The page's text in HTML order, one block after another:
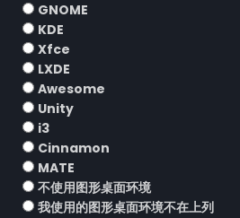
GNOME
KDE
Xfce
LXDE
Awesome
Unity
i3
Cinnamon
MATE
不使用图形桌面环境
我使用的图形桌面环境不在上列